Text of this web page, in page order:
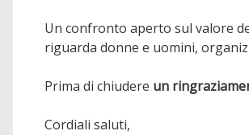
Un confronto aperto sul valore
riguarda donne e uomini,
Prima di chiudere un
Cordiali saluti,